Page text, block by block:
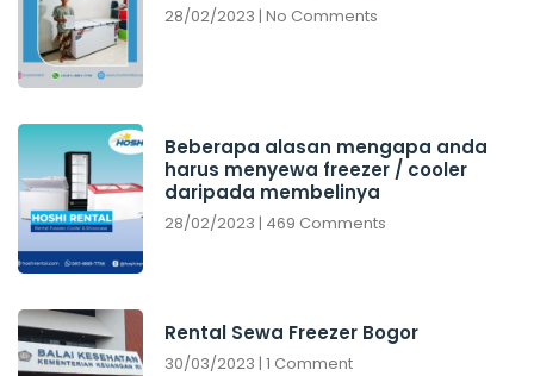
28/02/2023 No Comments
Beberapa alasan mengapa anda
harus menyewa freezer / cooler
daripada membelinya
28/02/2023 469 Comments
Rental Sewa Freezer Bogor
30/03/2023 1 Comment